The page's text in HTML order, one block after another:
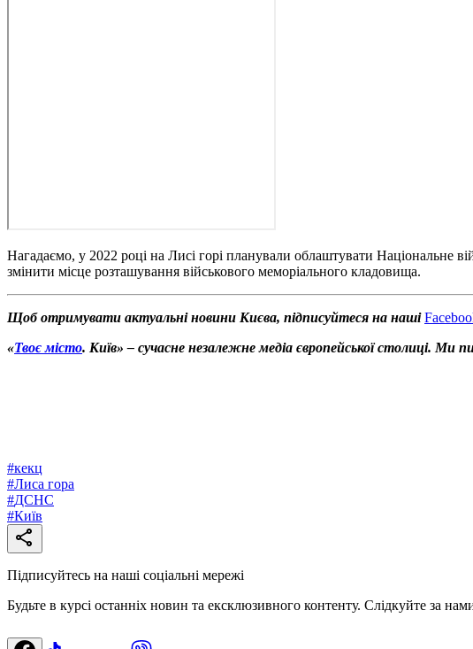
Нагадаємо, у 2022 році на Лисі горі планували облаштувати Національне
змінити місце розташування військового меморіального кладовища.
Щоб отримувати актуальні новини Києва, підписуйтеся на наші
«Твоє місто. Київ» – сучасне незалежне медіа європейської столиці.
#кекц
#Лиса гора
#ДСНС
#Київ
Підписуйтесь на наші соціальні мережі
Будьте в курсі останніх новин та ексклюзивного контенту. Слідкуйте за